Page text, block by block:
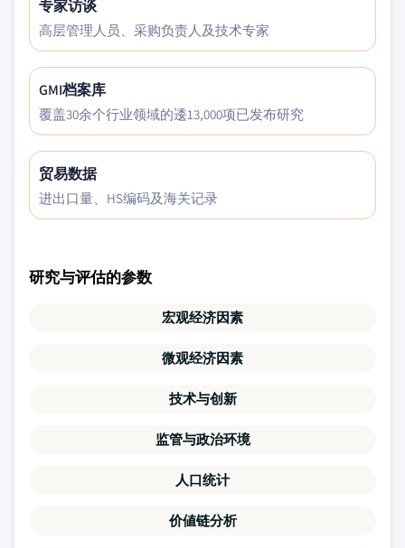
专家访谈
高层管理人员、采购负责人及技术专家
GMI档案库
覆盖30余个行业领域的逶13,000项已发布研究
贸易数据
进出口量、HS编码及海关记录
研究与评估的参数
宏观经济因素
微观经济因素
技术与创新
监管与政治环境
人口统计
价値链分析